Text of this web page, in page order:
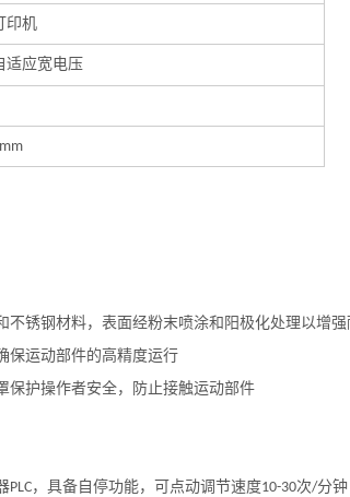
印机
适应宽电压
不锈钢材料，表面经粉末喷涂和阳极化处理以增
保运动部件的高精度运行
保护操作者安全，防止接触运动部件
PLC，具备自停功能，可点动调节速度10-30次/分钟